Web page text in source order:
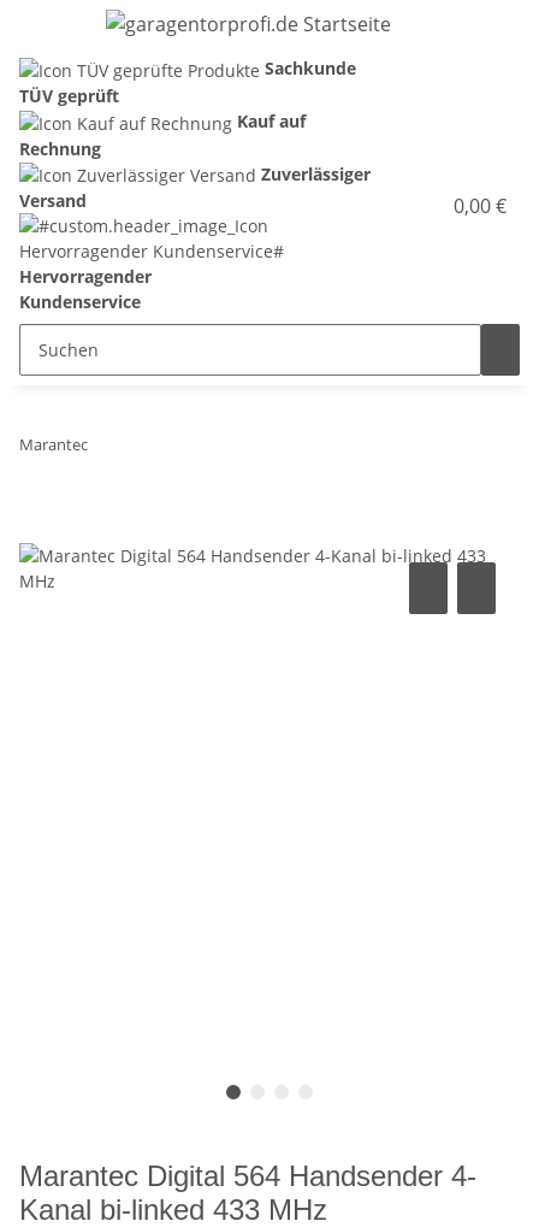
Sachkunde
TÜV geprüft
Kauf auf
Rechnung
Zuverlässiger
Versand
Hervorragender
Kundenservice
0,00 €
Marantec
Marantec Digital 564 Handsender 4-
Kanal bi-linked 433 MHz